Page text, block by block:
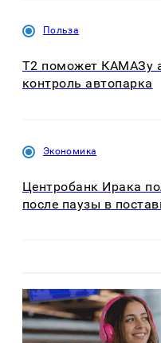
Польза
T2 поможет КАМАЗу
контроль автопарка
Экономика
Центробанк Ирака
после паузы в